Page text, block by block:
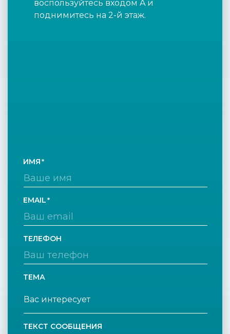
воспользуйтесь входом A и
поднимитесь на 2-й этаж.
ИМЯ
EMAIL
ТЕЛЕФОН
ТЕМА
ТЕКСТ СООБЩЕНИЯ